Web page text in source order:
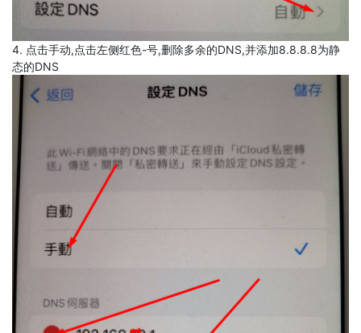
4. 点击手动,点击左侧红色-号,删除多余的DNS,并添加8.8.8.8为静
态的DNS